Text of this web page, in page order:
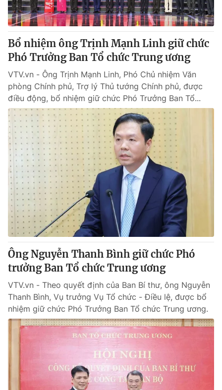
VTV4 Vươn mình bằng AI
VTV9 VTV8
Liên hệ tòa soạn English
THỜI BÁO VTV
Theo dõi báo trên
Cơ quan chủ quản: Đài Truyền hình Việt Nam
Cơ quan báo chí: Thời báo VTV
Giấy phép hoạt động báo in và báo điện tử số 483/GP-BTTTT
cấp ngày 29/12/2023
Tổng Biên tập:Vũ Thanh Thủy
Phó Tổng Biên tập: Nguyễn Thị Mỹ Hạnh, Phạm Quốc Thắng,
Nguyễn Trọng Ninh
024.38 355 931 - 024.38 355 932
Ðiện thoại Thời báo VTV:024.66 897 897
Email:toasoan@vtv.vn
Liên hệ quảng cáo:024-7300.7108
Bổ nhiệm ông Trịnh Mạnh Linh giữ chức
Phó Trưởng Ban Tổ chức Trung ương
VTV.vn - Ông Trịnh Mạnh Linh, Phó Chủ nhiệm Văn
phòng Chính phủ, Trợ lý Thủ tướng Chính phủ, được
điều động, bổ nhiệm giữ chức Phó Trưởng Ban Tổ...
Ông Nguyễn Thanh Bình giữ chức Phó
trưởng Ban Tổ chức Trung ương
VTV.vn - Theo quyết định của Ban Bí thư, ông Nguyễn
Thanh Bình, Vụ trưởng Vụ Tổ chức - Điều lệ, được bổ
nhiệm giữ chức Phó Trưởng Ban Tổ chức Trung ương.